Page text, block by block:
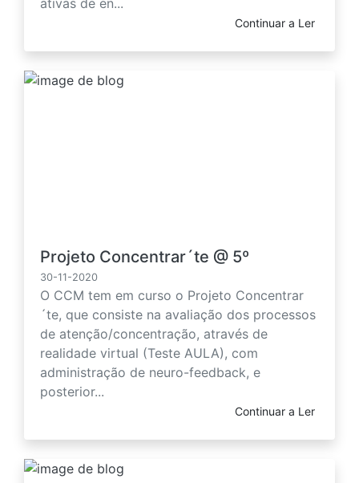
ativas de en...
Continuar a Ler
Projeto Concentrar´te @ 5º
30-11-2020
O CCM tem em curso o Projeto Concentrar
´te, que consiste na avaliação dos processos
de atenção/concentração, através de
realidade virtual (Teste AULA), com
administração de neuro-feedback, e
posterior...
Continuar a Ler